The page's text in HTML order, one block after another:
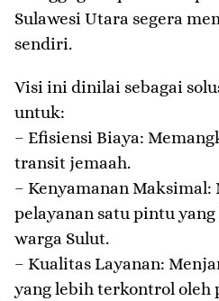
Sulawesi Utara segera
sendiri.
​Visi ini dinilai sebagai
untuk:
– ​Efisiensi Biaya:
transit jemaah.
– ​Kenyamanan
pelayanan satu pintu
warga Sulut.
– ​Kualitas Layanan:
yang lebih terkontrol oleh